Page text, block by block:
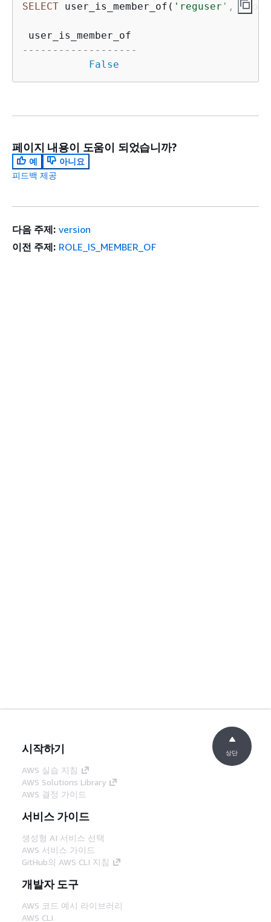
SELECT user_is_member_of( 'reguser' ,
-------------------
False
페이지 내용이 도움이 되었습니까?
예
아니요
피드백 제공
다음 주제: version
이전 주제: ROLE_IS_MEMBER_OF
시작하기
AWS 실습 지침
AWS Solutions Library
AWS 결정 가이드
서비스 가이드
생성형 AI 서비스 선택
AWS 서비스 가이드
GitHub의 AWS CLI 지침
개발자 도구
AWS 코드 예시 라이브러리
AWS CLI
상단